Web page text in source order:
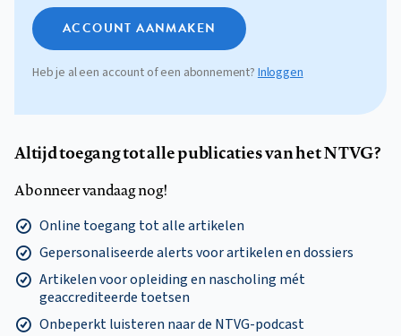
ACCOUNT AANMAKEN
Heb je al een account of een abonnement?Inloggen
Altijd toegang tot alle publicaties van het NTVG?
Abonneer vandaag nog!
Online toegang tot alle artikelen
Gepersonaliseerde alerts voor artikelen en dossiers
Artikelen voor opleiding en nascholing mét
geaccrediteerde toetsen
Onbeperkt luisteren naar de NTVG-podcast